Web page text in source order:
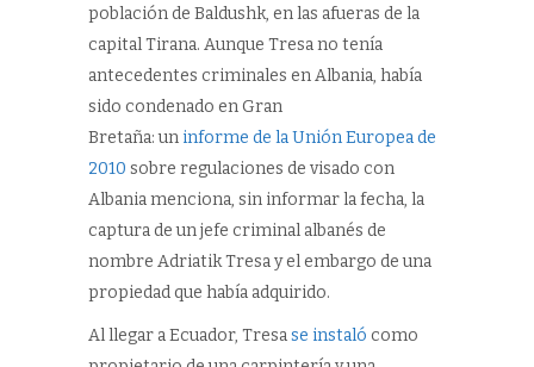
población de Baldushk, en las afueras de la
capital Tirana. Aunque Tresa no tenía
antecedentes criminales en Albania, había
sido condenado en Gran
Bretaña: un informe de la Unión Europea de
2010 sobre regulaciones de visado con
Albania menciona, sin informar la fecha, la
captura de un jefe criminal albanés de
nombre Adriatik Tresa y el embargo de una
propiedad que había adquirido.
Al llegar a Ecuador, Tresase instaló como